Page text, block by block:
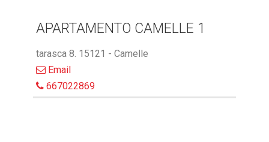
APARTAMENTO CAMELLE 1
tarasca 8. 15121 - Camelle
Email
667022869